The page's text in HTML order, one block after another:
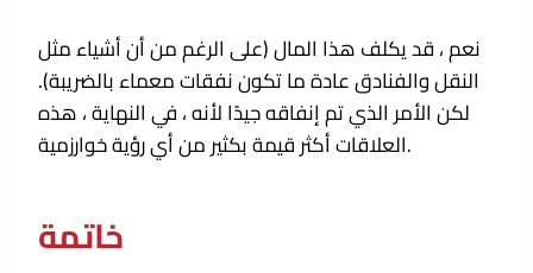
نعم ، قد يكلف هذا المال (على الرغم من أن أشياء مثل
النقل والفنادق عادة ما تكون نفقات معماء بالضريبة).
لكن الأمر الذي تم إنفاقه جيدًا لأنه ، في النهاية ، هذه
العلاقات أكثر قيمة بكثير من أي رؤية خوارزمية.
خاتمة